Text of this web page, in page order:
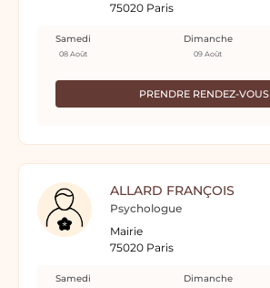
75020 Paris
PRENDRE RENDEZ-VOUS
Samedi
08 Août
Dimanche
09 Août
ALLARD FRANÇOIS
Psychologue
Mairie
75020 Paris
Samedi Dimanche